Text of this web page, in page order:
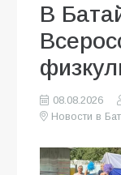
В
08.08.2026
Новости в